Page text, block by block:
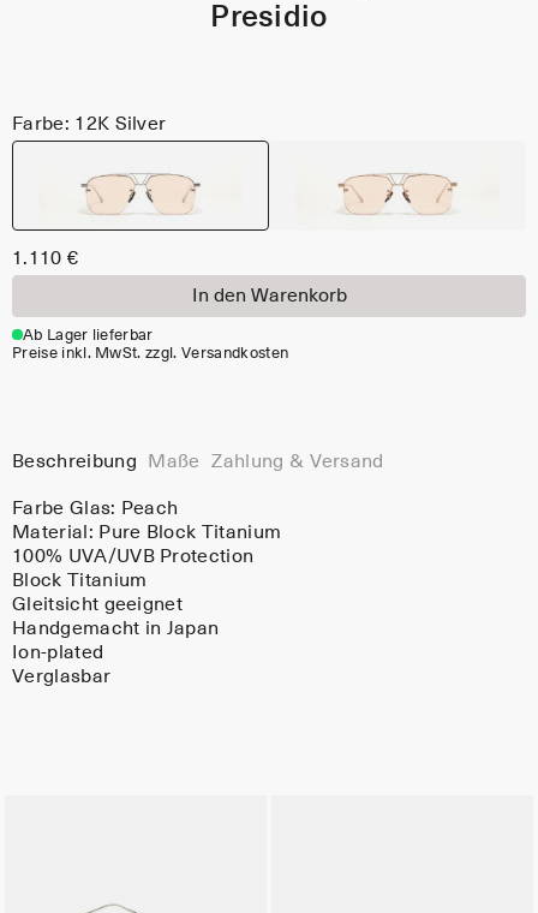
Presidio
Farbe: 12K Silver
1.110 €
In den Warenkorb
Ab Lager lieferbar
Preise inkl. MwSt. zzgl. Versandkosten
Beschreibung Maße Zahlung & Versand
Farbe Glas: Peach
Material: Pure Block Titanium
100% UVA/UVB Protection
Block Titanium
Gleitsicht geeignet
Handgemacht in Japan
Ion-plated
Verglasbar